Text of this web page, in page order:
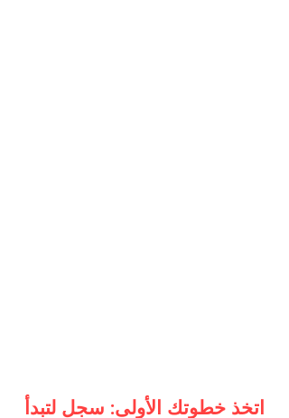
اتخذ خطوتك الأولى: سجل لتبدأ